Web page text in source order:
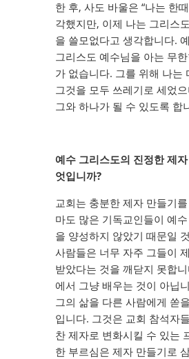
한 후, 사도 바울은 “나는 한
각했지만, 이제 나는 그리스
을 쓸모없다고 생각합니다.
그리스도 예수님을 아는 무
가 없습니다. 그를 위해 나는
그것을 모두 쓰레기로 세었
그와 하나가 될 수 있도록 합
예수 그리스도의 진정한 제
엇입니까?
교회는 충분한 제자 만들기
마도 많은 기독교인들이 예
을 양성하지 않았기 때문일
사람들은 너무 자주 그들이
받았다는 것을 깨닫지 못합
에서 그냥 배우는 것이 아닙
그의 삶을 다른 사람에게 쏟
입니다. 그것은 교회 참석자
찬 제자로 변화시킬 수 있는
한 부르심은 제자 만들기로